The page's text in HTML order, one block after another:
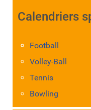
Calendriers
Football
Volley-Ball
Tennis
Bowling